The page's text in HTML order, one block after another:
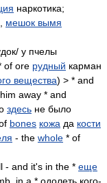
наркотика;
мешок вымя
у пчелы
of ore рудный карман
вещества) > * and
away * and
здесь не было
bones кожа да кости
- the whole * of
- and it's in the * еще